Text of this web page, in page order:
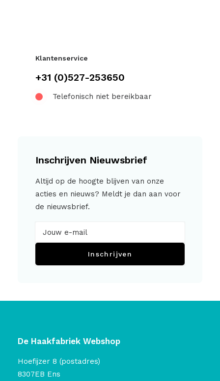
Klantenservice
+31 (0)527-253650
Telefonisch niet bereikbaar
Inschrijven Nieuwsbrief
Altijd op de hoogte blijven van onze
acties en nieuws? Meldt je dan aan voor
de nieuwsbrief.
Inschrijven
De Haakfabriek Webshop
Hoefijzer 8 (postadres)
8307EB Ens